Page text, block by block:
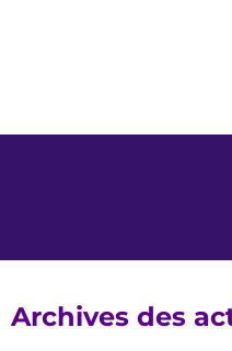
Archives des